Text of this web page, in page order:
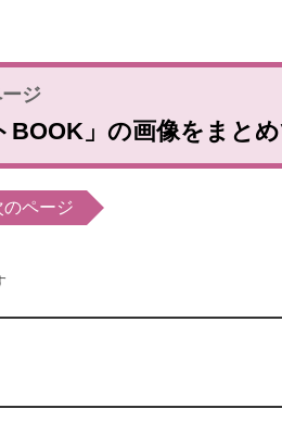
BOOK」の画像をまと
のページ